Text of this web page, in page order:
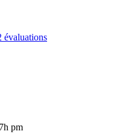
évaluations
pm